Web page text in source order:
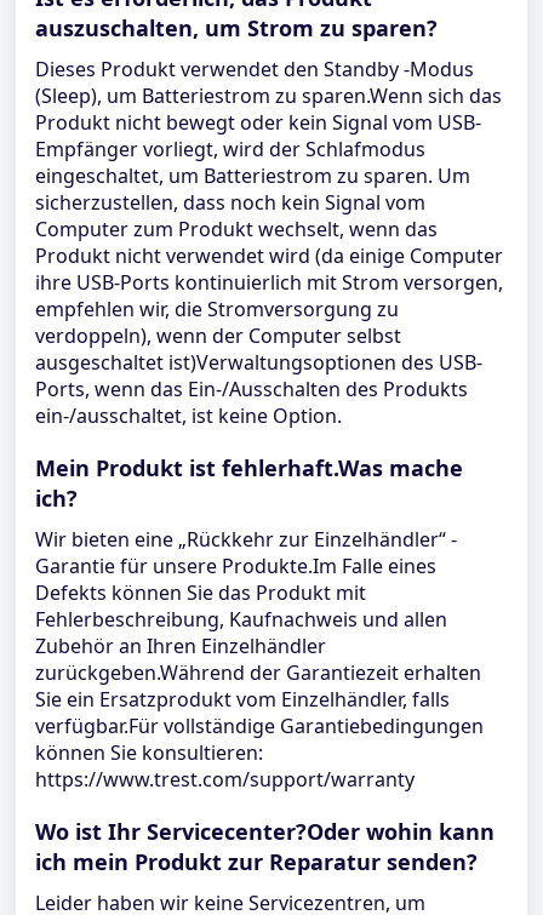
auszuschalten, um Strom zu sparen?
Dieses Produkt verwendet den Standby -Modus
(Sleep), um Batteriestrom zu sparen.Wenn sich das
Produkt nicht bewegt oder kein Signal vom USB-
Empfänger vorliegt, wird der Schlafmodus
eingeschaltet, um Batteriestrom zu sparen. Um
sicherzustellen, dass noch kein Signal vom
Computer zum Produkt wechselt, wenn das
Produkt nicht verwendet wird (da einige Computer
ihre USB-Ports kontinuierlich mit Strom versorgen,
empfehlen wir, die Stromversorgung zu
verdoppeln), wenn der Computer selbst
ausgeschaltet ist)Verwaltungsoptionen des USB-
Ports, wenn das Ein-/Ausschalten des Produkts
ein-/ausschaltet, ist keine Option.
Mein Produkt ist fehlerhaft.Was mache
ich?
Wir bieten eine „Rückkehr zur Einzelhändler“ -
Garantie für unsere Produkte.Im Falle eines
Defekts können Sie das Produkt mit
Fehlerbeschreibung, Kaufnachweis und allen
Zubehör an Ihren Einzelhändler
zurückgeben.Während der Garantiezeit erhalten
Sie ein Ersatzprodukt vom Einzelhändler, falls
verfügbar.Für vollständige Garantiebedingungen
können Sie konsultieren:
https://www.trest.com/support/warranty
Wo ist Ihr Servicecenter?Oder wohin kann
ich mein Produkt zur Reparatur senden?
Leider haben wir keine Servicezentren, um